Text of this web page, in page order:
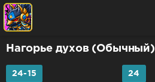
Нагорье духов (Обычный)
24-15 24